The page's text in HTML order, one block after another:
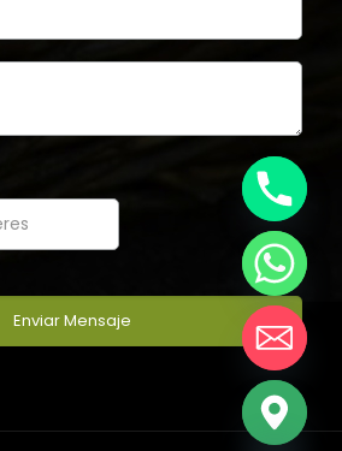
Hide
chaty